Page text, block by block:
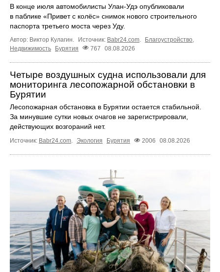
В конце июля автомобилисты Улан-Удэ опубликовали
в паблике «Привет с колёс» снимок нового строительного
паспорта третьего моста через Уду.
Автор: Виктор Кулагин. Источник: Babr24.com. Благоустройство,
Недвижимость
Бурятия 767 08.08.2026
Четыре воздушных судна использовали для
мониторинга лесопожарной обстановки в
Бурятии
Лесопожарная обстановка в Бурятии остается стабильной.
За минувшие сутки новых очагов не зарегистрировали,
действующих возгораний нет.
Источник: Babr24.com Экология Бурятия 2006 08.08.2026